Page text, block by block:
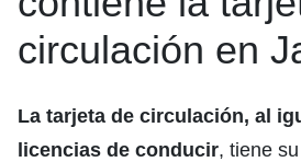
circulación en
La tarjeta de circulación, al
licencias de conducir, tiene